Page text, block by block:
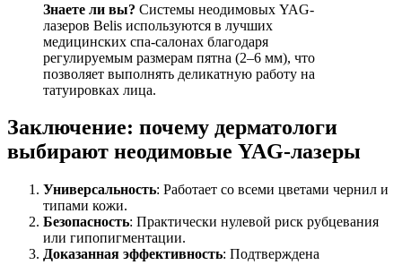
Знаете ли вы? Системы неодимовых YAG-
лазеров Belis используются в лучших
медицинских спа-салонах благодаря
регулируемым размерам пятна (2–6 мм), что
позволяет выполнять деликатную работу на
татуировках лица.
Заключение: почему дерматологи
выбирают неодимовые YAG-лазеры
Универсальность: Работает со всеми цветами чернил и
типами кожи.
Безопасность: Практически нулевой риск рубцевания
или гипопигментации.
Доказанная эффективность: Подтверждена